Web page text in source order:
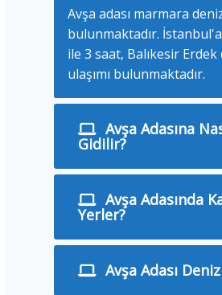
Avşa adası marmara
bulunmaktadır. İstanbul'a
ile 3 saat, Balıkesir
ulaşımı bulunmaktadır.
Avşa Adasına
Gidilir?
Avşa Adasında
Yerler?
Avşa Adası